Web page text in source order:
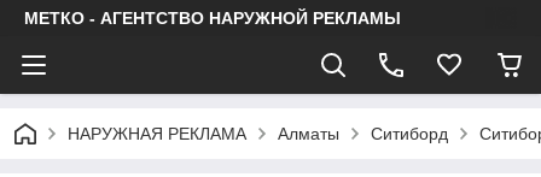
МЕТКО - АГЕНТСТВО НАРУЖНОЙ РЕКЛАМЫ
НАРУЖНАЯ РЕКЛАМА Алматы Ситиборд